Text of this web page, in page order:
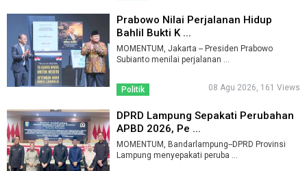
Prabowo Nilai Perjalanan Hidup
Bahlil Bukti K ...
MOMENTUM, Jakarta -- Presiden Prabowo
Subianto menilai perjalanan ...
Politik 08 Agu 2026, 161 Views
DPRD Lampung Sepakati Perubahan
APBD 2026, Pe ...
MOMENTUM, Bandarlampung--DPRD Provinsi
Lampung menyepakati peruba ...